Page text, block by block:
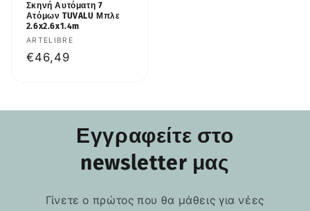
Σκηνή Αυτόματη 7
Ατόμων TUVALU Μπλε
2.6x2.6x1.4m
Προμηθευτής:
ARTELIBRE
Κανονική
€46,49
Εγγραφείτε στο
newsletter μας
Γίνετε ο πρώτος που θα μάθεις για νέες